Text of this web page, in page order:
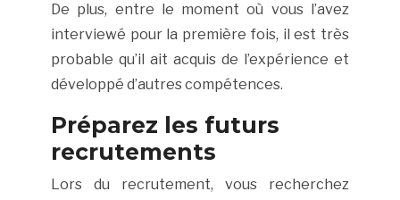
De plus, entre le moment où vous l’avez
interviewé pour la première fois, il est très
probable qu’il ait acquis de l’expérience et
développé d’autres compétences.
Préparez les futurs
recrutements
Lors du recrutement, vous recherchez